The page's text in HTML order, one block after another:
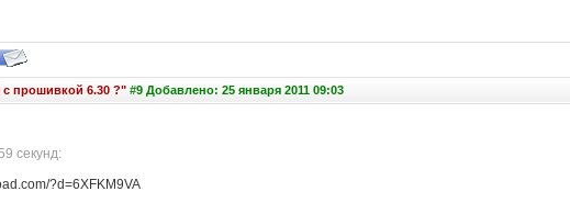
прошивкой 6.30 ?"#9 Добавлено: 25 января 2011 09:03
секунд:
?d=6XFKM9VA